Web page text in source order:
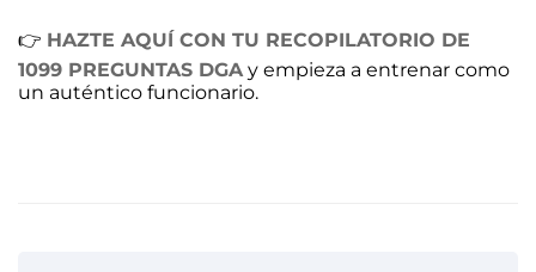
👉 HAZTE AQUÍ CON TU RECOPILATORIO DE
1099 PREGUNTAS DGAy empieza a entrenar como
un auténtico funcionario.